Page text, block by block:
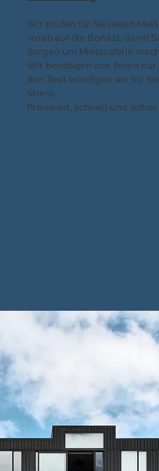
Wir prüfen für Sie jeden
vorab auf die Bonität, damit
Sorgen um Mietausfälle
Wir benötigen von Ihnen nur
den Rest erledigen wir für
Stress.
Preiswert, schnell und sicher.